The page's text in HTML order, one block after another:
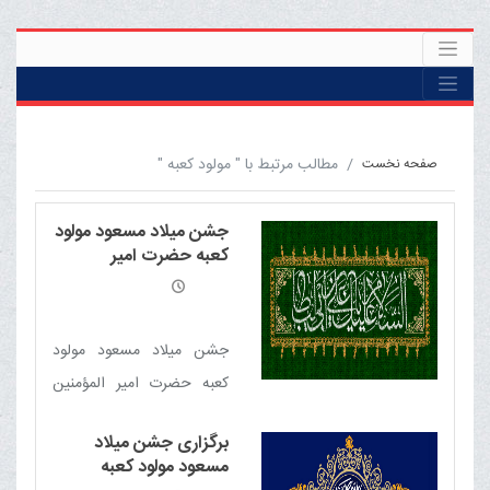
صفحه نخست مطالب مرتبط با " مولود کعبه "
جشن میلاد مسعود مولود
کعبه حضرت امیر
المؤمنین علی علیه السلام
جشن میلاد مسعود مولود
کعبه حضرت امیر المؤمنین
حضرت آیت الله العظمی
مکارم شیرازی برگزار می شود
برگزاری جشن میلاد
مسعود مولود کعبه